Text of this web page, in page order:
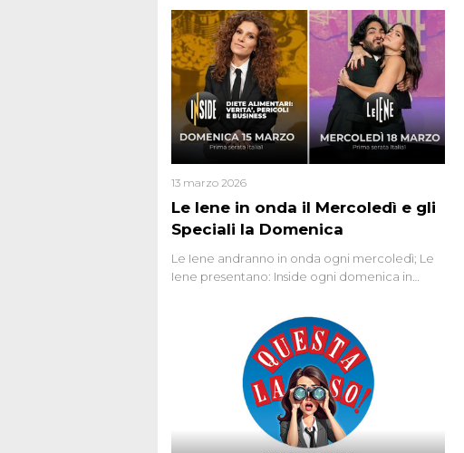
Le Iene in onda il Mercoledì e gli
Speciali la Domenica
13 marzo 2026
Le Iene andranno in onda ogni mercoledì; Le
Iene presentano: Inside ogni domenica in